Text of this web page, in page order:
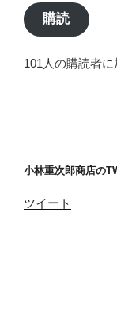
ア
ド
ス
購読
101人の購読者に
小林重次郎商店の
ツイート